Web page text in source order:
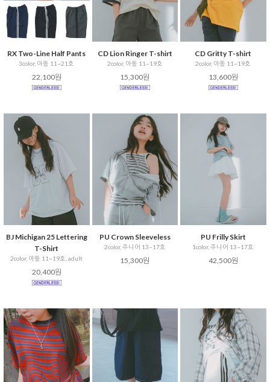
RX Two-Line Half Pants
3color, 아동 11~21호
22,100원
CD Lion Ringer T-shirt
2color, 아동 11~19호
15,300원
CD Gritty T-shirt
2color, 아동 11~19호
13,600원
BJ Michigan 25 Lettering
T-Shirt
2color, 아동 11~19호, adult
20,400원
PU Crown Sleeveless
2color, 주니어 13~17호
15,300원
PU Frilly Skirt
1color, 주니어 13~17호
42,500원